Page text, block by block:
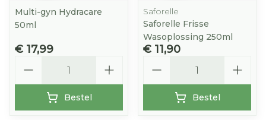
Multi-gyn Hydracare
50ml
€ 17,99
Bestel
Saforelle
Saforelle Frisse
Wasoplossing 250ml
€ 11,90
Bestel